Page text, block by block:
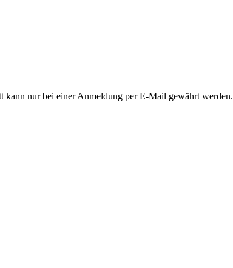
kann nur bei einer Anmeldung per E-Mail gewährt werden.